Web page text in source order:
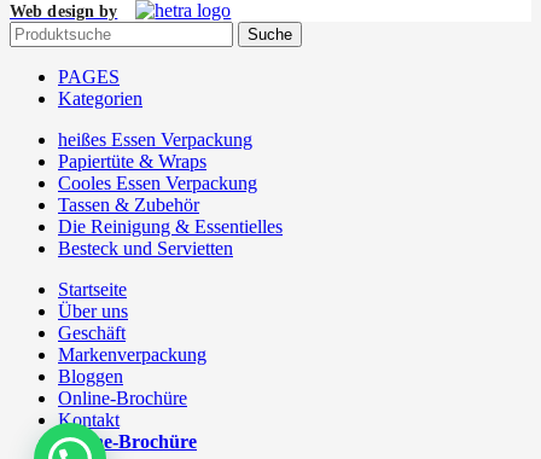
Web design by
Suche
PAGES
Kategorien
heißes Essen Verpackung
Papiertüte & Wraps
Cooles Essen Verpackung
Tassen & Zubehör
Die Reinigung & Essentielles
Besteck und Servietten
Startseite
Über uns
Geschäft
Markenverpackung
Bloggen
Online-Brochüre
Kontakt
Online-Brochüre